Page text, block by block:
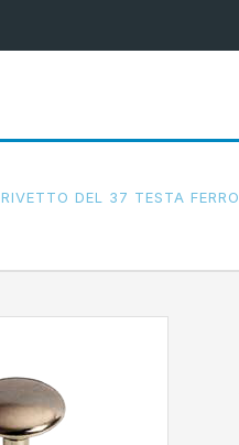
RIVETTO DEL 37 TESTA FERRO